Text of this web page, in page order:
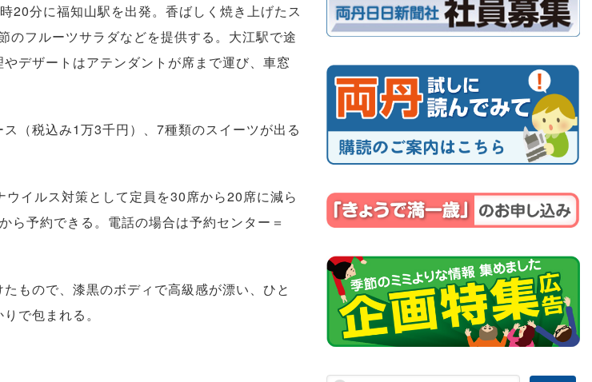
20分に福知山駅を出発。香ばしく焼き上げたス
のフルーツサラダなどを提供する。大江駅で途
デザートはアテンダントが席まで運び、車窓
（税込み1万3千円）、7種類のスイーツが出る
イルス対策として定員を30席から20席に減ら
ら予約できる。電話の場合は予約センター＝
もので、漆黒のボディで高級感が漂い、ひと
で包まれる。